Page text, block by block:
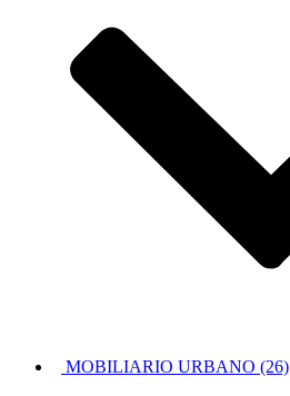
MOBILIARIO URBANO (26)